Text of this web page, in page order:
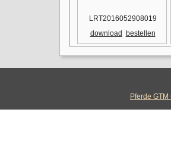
LRT2016052908019
download
bestellen
Pferde GTM